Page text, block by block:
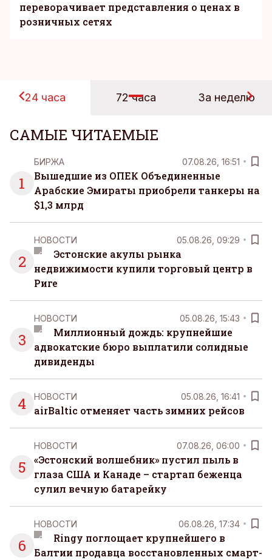
переворачивает представления о ценах в
розничных сетях
24 часа 72 часа За неделю
САМЫЕ ЧИТАЕМЫЕ
1
БИРЖА 07.08.26, 16:51
Вышедшие из ОПЕК Объединенные
Арабские Эмираты приобрели танкеры на
$1,3 млрд
2
НОВОСТИ 05.08.26, 09:29
Эстонские акулы рынка
недвижимости купили торговый центр в
Риге
3
НОВОСТИ 05.08.26, 15:43
Миллионный дождь: крупнейшие
адвокатские бюро выплатили солидные
дивиденды
4 НОВОСТИ 05.08.26, 16:41
airBaltic отменяет часть зимних рейсов
5
НОВОСТИ 07.08.26, 06:00
«Эстонский волшебник» пустил пыль в
глаза США и Канаде – стартап беженца
сулил вечную батарейку
6
НОВОСТИ 06.08.26, 17:34
Ringy поглощает крупнейшего в
Балтии продавца восстановленных смарт-